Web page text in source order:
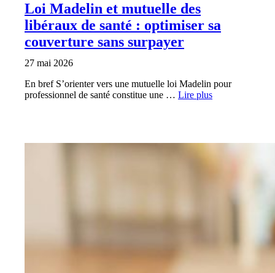
Loi Madelin et mutuelle des
libéraux de santé : optimiser sa
couverture sans surpayer
27 mai 2026
En bref S’orienter vers une mutuelle loi Madelin pour
professionnel de santé constitue une … Lire plus